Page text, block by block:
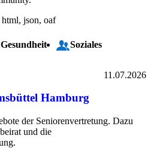
json, oaf
Gesundheit
Soziales
11.07.2026
Hamburg
der Seniorenvertretung. Dazu
und die